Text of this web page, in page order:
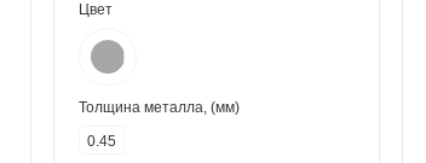
Цвет
Толщина металла, (мм)
0.45